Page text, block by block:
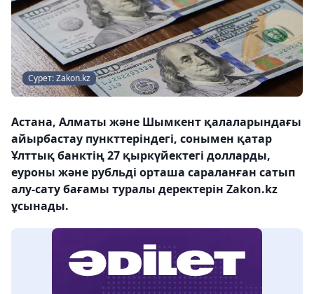
Сурет: Zakon.kz
Астана, Алматы және Шымкент қалаларындағы
айырбастау пункттеріндегі, сонымен қатар
Ұлттық банктің 27 қыркүйектегі долларды,
еуроны және рубльді орташа сараланған сатып
алу-сату бағамы туралы деректерін Zakon.kz
ұсынады.